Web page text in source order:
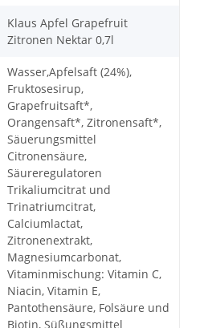
Klaus Apfel Grapefruit
Zitronen Nektar 0,7l
Wasser,Apfelsaft (24%),
Fruktosesirup,
Grapefruitsaft*,
Orangensaft*, Zitronensaft*,
Säuerungsmittel
Citronensäure,
Säureregulatoren
Trikaliumcitrat und
Trinatriumcitrat,
Calciumlactat,
Zitronenextrakt,
Magnesiumcarbonat,
Vitaminmischung: Vitamin C,
Niacin, Vitamin E,
Pantothensäure, Folsäure und
Biotin, Süßungsmittel